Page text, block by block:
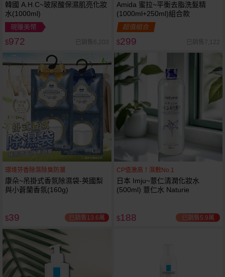
韓國 A.H.C~玻尿酸保濕肌亮化妝
水(1000ml)
現賺美幣
$972 已銷售6,203
Amida 蜜拉~平衡去脂洗髮精
(1000ml+250ml)組合款
超值組合
$299 已銷售7,122
環境芬香除濕除臭防潮
康朵~吊掛式香氛除濕袋-英國梨
與小蒼蘭香氛(160g)
$39 已銷售13.6萬
CP值激高！濕敷No.1
日本 Imju~薏仁清潤化妝水
(500ml) 薏仁水 Naturie
$188 已銷售5.9萬